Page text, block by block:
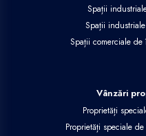
Spații
Spații
Spații comerciale
Vânzări
Proprietăți
Proprietăți speciale